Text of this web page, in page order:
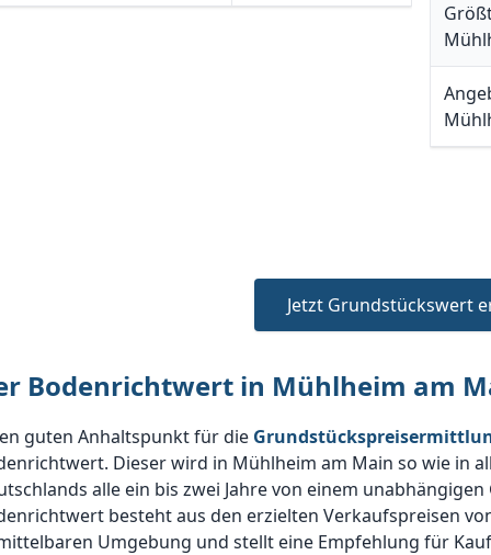
Jetzt Grundstückswert
Bodenrichtwert in Mühlheim am
guten Anhaltspunkt für die
Dieser wird in Mühlheim am Main so wie in
alle ein bis zwei Jahre von einem
besteht aus den erzielten Verkaufspreisen
Umgebung und stellt eine Empfehlung für